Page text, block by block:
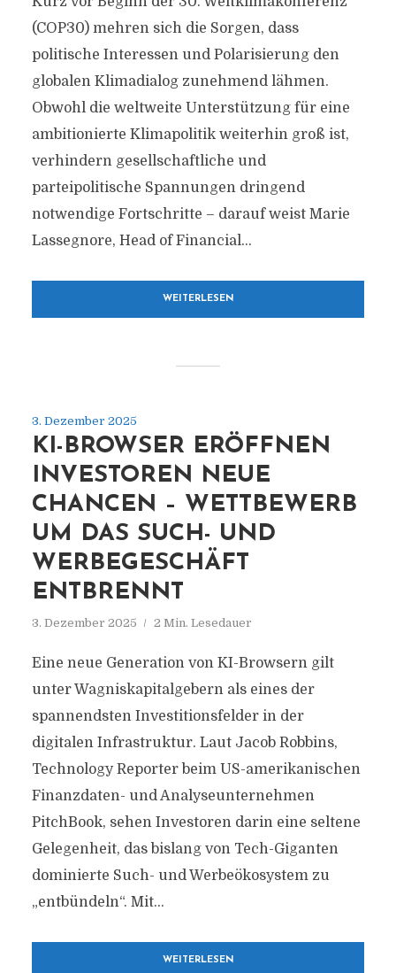
(COP30) mehren sich die Sorgen, dass
politische Interessen und Polarisierung den
globalen Klimadialog zunehmend lähmen.
Obwohl die weltweite Unterstützung für eine
ambitionierte Klimapolitik weiterhin groß ist,
verhindern gesellschaftliche und
parteipolitische Spannungen dringend
notwendige Fortschritte – darauf weist Marie
Lassegnore, Head of Financial...
WEITERLESEN
3. Dezember 2025
KI-BROWSER ERÖFFNEN
INVESTOREN NEUE
CHANCEN – WETTBEWERB
UM DAS SUCH- UND
WERBEGESCHÄFT
ENTBRENNT
3. Dezember 2025 2 Min. Lesedauer
Eine neue Generation von KI-Browsern gilt
unter Wagniskapitalgebern als eines der
spannendsten Investitionsfelder in der
digitalen Infrastruktur. Laut Jacob Robbins,
Technology Reporter beim US-amerikanischen
Finanzdaten- und Analyseunternehmen
PitchBook, sehen Investoren darin eine seltene
Gelegenheit, das bislang von Tech-Giganten
dominierte Such- und Werbeökosystem zu
„entbündeln“. Mit...
WEITERLESEN